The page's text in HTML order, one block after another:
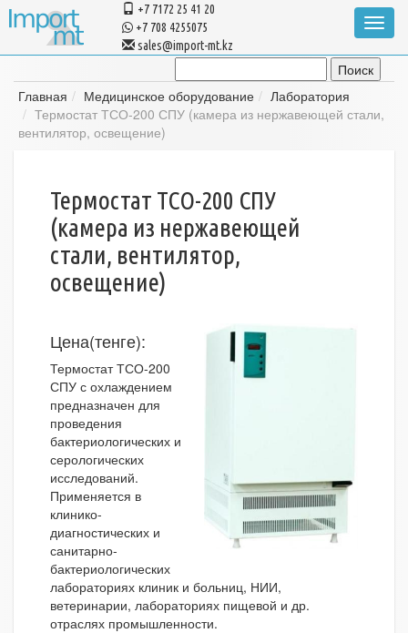
Toggle
+7 7172 25 41 20
+7 708 4255075
sales@import-mt.kz
Главная Медицинское оборудование
Лаборатория
Термостат ТСО-200 СПУ (камера из нержавеющей стали,
вентилятор, освещение)
Термостат ТСО-200 СПУ
(камера из нержавеющей
стали, вентилятор,
освещение)
Цена(тенге):
Термостат ТСО-200
СПУ с охлаждением
предназначен для
проведения
бактериологических и
серологических
исследований.
Применяется в
клинико-
диагностических и
санитарно-
бактериологических
лабораториях клиник и больниц, НИИ,
ветеринарии, лабораториях пищевой и др.
отраслях промышленности.